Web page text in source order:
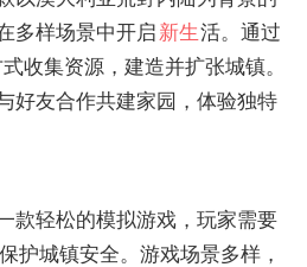
多样场景中开启 新生活。通过
收集资源，建造并扩张城镇。
好友合作共建家园，体验独特
轻松的模拟游戏，玩家需要
护城镇安全。游戏场景多样，